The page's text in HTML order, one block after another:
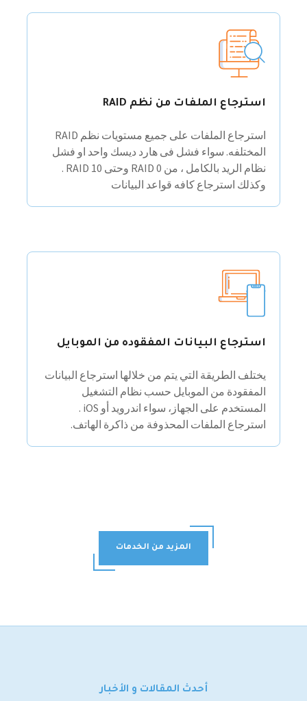
استرجاع البيانات المفقوده من الموبايل
يختلف الطريقة التي يتم من خلالها استرجاع البيانات
المفقودة من الموبايل حسب نظام التشغيل
المستخدم على الجهاز، سواء اندرويد أو iOS .
استرجاع الملفات المحذوفة من ذاكرة الهاتف.
استرجاع الملفات من نظم RAID
استرجاع الملفات على جميع مستويات نظم RAID
المختلفه. سواء فشل فى هارد ديسك واحد او فشل
نظام الريد بالكامل ، من RAID 0 وحتى RAID 10 .
وكذلك استرجاع كافه قواعد البيانات
المزيد من الخدمات
أحدث المقالات و الأخبار